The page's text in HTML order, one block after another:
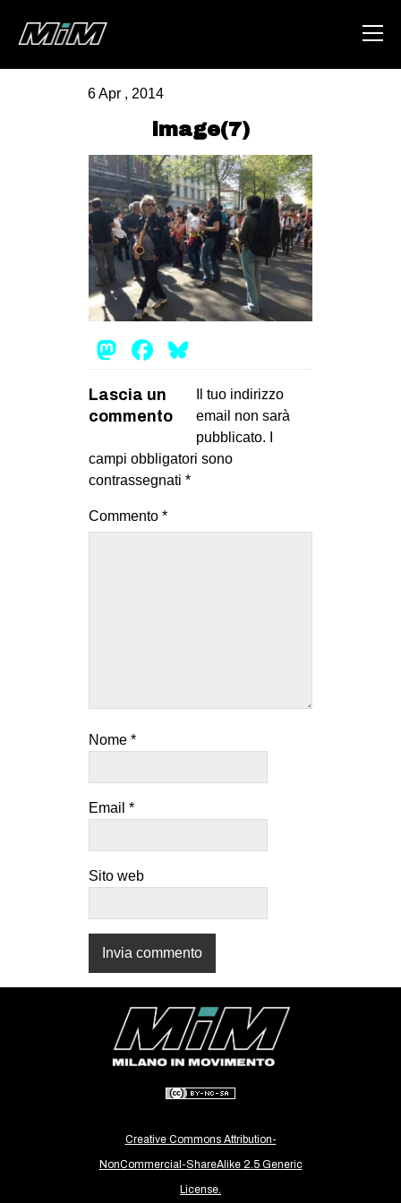
ABOUT
AREA
DEGENERAZIONE
GAZA FREESTYLE
CSOA LAMBRETTA
MSM
STUDENTI TSUNAMI
MILANO
MOBILITAZIONI
SPAZI
REPRESSIONE
STUDENTI
CULTURE
ARTE
RECENSIONI
INTERNAZIONALE
AFRICA
AMERICHE
ESTREMO ORIENTE
MEDIO ORIENTE
MONDO
6 Apr , 2014
image(7)
Mastodon
Facebook
Lascia un
commento
Il tuo indirizzo
email non sarà
pubblicato.
campi obbligatori sono
contrassegnati *
Commento *
Nome *
Email *
Sito web
Creative Commons Attribution-
NonCommercial-ShareAlike 2.5 Generic
License.